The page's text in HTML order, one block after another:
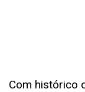
Com histórico